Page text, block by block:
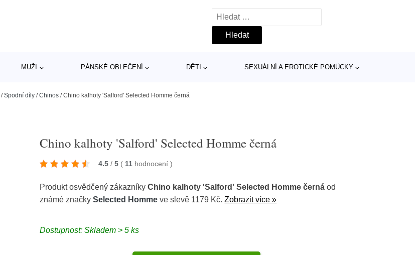
Vyhledávání
MUŽI PÁNSKÉ OBLEČENÍ DĚTI SEXUÁLNÍ A EROTICKÉ POMŮCKY
/Spodní díly /Chinos /Chino kalhoty 'Salford' Selected Homme černá
Chino kalhoty 'Salford' Selected Homme černá
4.5 / 5 ( 11 hodnocení)
Produkt osvědčený zákazníkyChino kalhoty 'Salford' Selected Homme černá od
známé značkySelected Homme ve slevě 1179 Kč.Zobrazit více »
Dostupnost: Skladem > 5 ks